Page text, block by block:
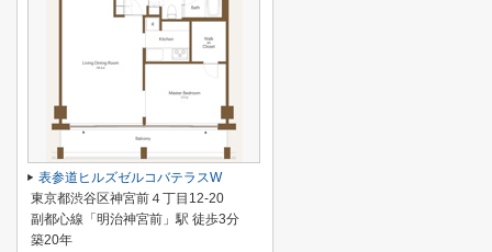
表参道ヒルズゼルコバテラスW
東京都渋谷区神宮前４丁目12-20
副都心線「明治神宮前」駅 徒歩3分
築20年